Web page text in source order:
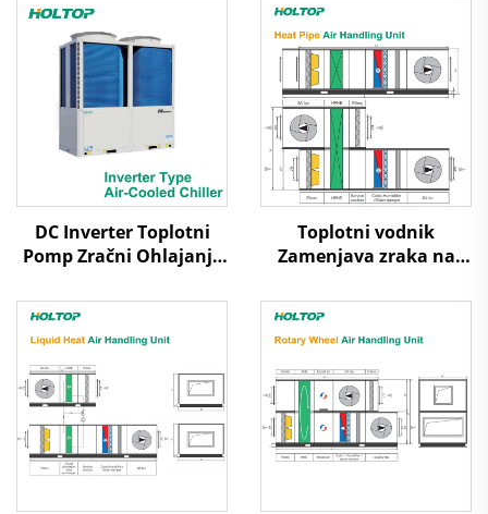
DC Inverter Toplotni
Pomp Zračni Ohlajanje
Toplotni vodnik
Zamenjava zraka na
uporaba Obravnavni
enotski sistem